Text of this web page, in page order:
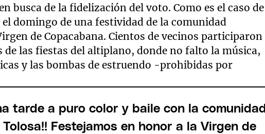
busca de la fidelización del voto. Como es el caso de
domingo de una festividad de la comunidad
de Copacabana. Cientos de vecinos participaron
de las fiestas del altiplano, donde no falto la música,
y las bombas de estruendo -prohibidas por
tarde a puro color y baile con la comunidad
Festejamos en honor a la Virgen de